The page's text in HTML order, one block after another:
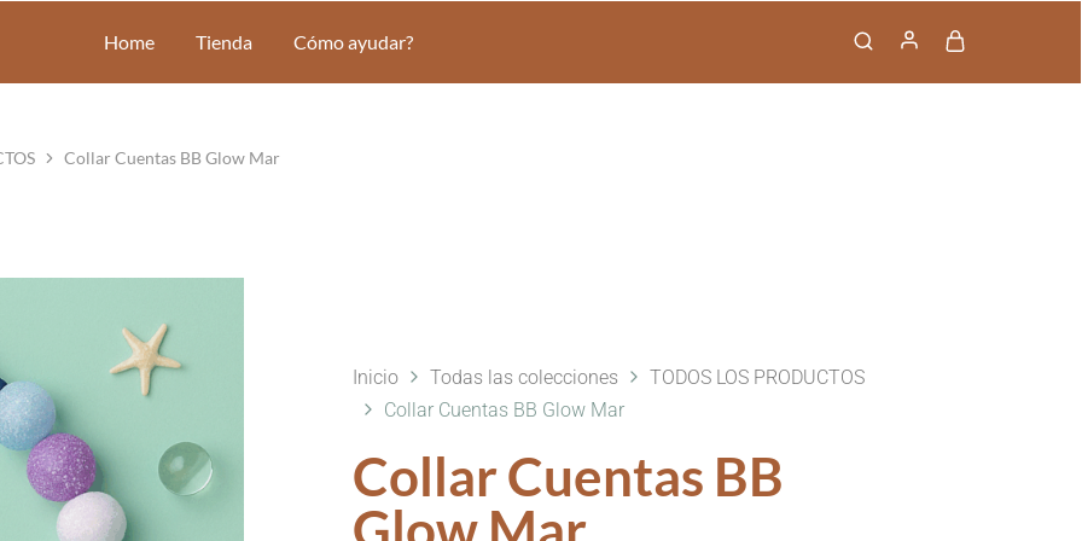
Home Tienda Cómo ayudar?
Collar Cuentas BB Glow Mar
Inicio Todas las colecciones
TODOS LOS PRODUCTOS
Collar Cuentas BB Glow Mar
Collar Cuentas BB